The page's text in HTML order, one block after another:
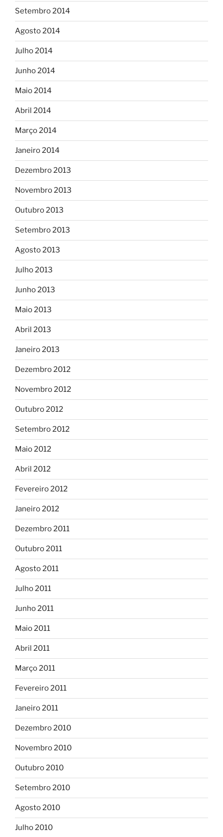
Setembro 2014
Agosto 2014
Julho 2014
Junho 2014
Maio 2014
Abril 2014
Março 2014
Janeiro 2014
Dezembro 2013
Novembro 2013
Outubro 2013
Setembro 2013
Agosto 2013
Julho 2013
Junho 2013
Maio 2013
Abril 2013
Janeiro 2013
Dezembro 2012
Novembro 2012
Outubro 2012
Setembro 2012
Maio 2012
Abril 2012
Fevereiro 2012
Janeiro 2012
Dezembro 2011
Outubro 2011
Agosto 2011
Julho 2011
Junho 2011
Maio 2011
Abril 2011
Março 2011
Fevereiro 2011
Janeiro 2011
Dezembro 2010
Novembro 2010
Outubro 2010
Setembro 2010
Agosto 2010
Julho 2010